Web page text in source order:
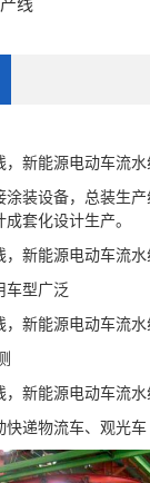
线
，新能源电动车流
涂装设备，总装生
套化设计生产。
，新能源电动车流
车型广泛
，新能源电动车流
，新能源电动车流
快递物流车、观光车